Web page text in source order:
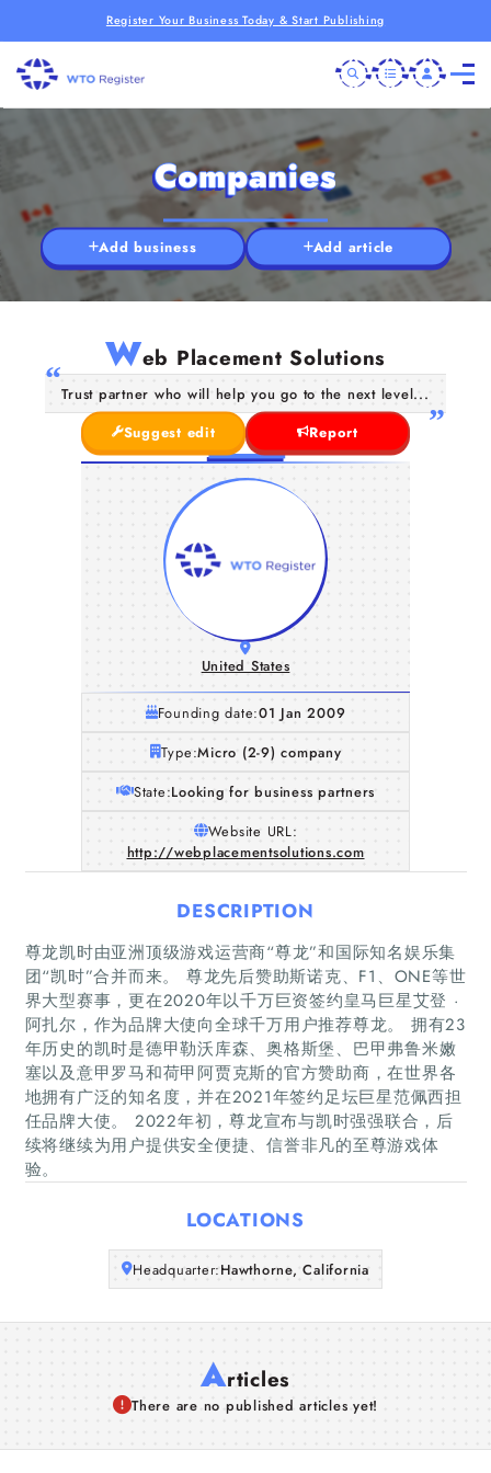
Register Your Business Today & Start Publishing
Home
Companies
Articles
Companies
Add business Add article
Web Placement Solutions
Trust partner who will help you go to the next level...
Suggest edit
Report
United States
Founding date:01 Jan 2009
Type:Micro (2-9) company
State:Looking for business partners
Website URL:
http://webplacementsolutions.com
DESCRIPTION
尊龙凯时由亚洲顶级游戏运营商“尊龙”和国际知名娱乐集
团“凯时”合并而来。 尊龙先后赞助斯诺克、F1、ONE等世
界大型赛事，更在2020年以千万巨资签约皇马巨星艾登 ·
阿扎尔，作为品牌大使向全球千万用户推荐尊龙。 拥有23
年历史的凯时是德甲勒沃库森、奥格斯堡、巴甲弗鲁米嫩
塞以及意甲罗马和荷甲阿贾克斯的官方赞助商，在世界各
地拥有广泛的知名度，并在2021年签约足坛巨星范佩西担
任品牌大使。 2022年初，尊龙宣布与凯时强强联合，后
续将继续为用户提供安全便捷、信誉非凡的至尊游戏体
验。
LOCATIONS
Headquarter:Hawthorne, California
Articles
There are no published articles yet!